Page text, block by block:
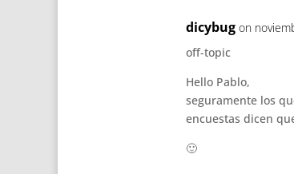
dicybug on
off-topic
Hello Pablo,
seguramente los
encuestas dicen
🙂